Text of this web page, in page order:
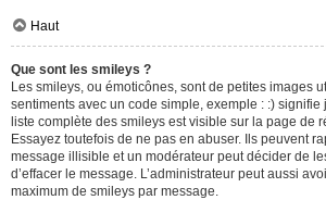
Haut
Que sont les smileys ?
Les smileys, ou émoticônes, sont de petites images
sentiments avec un code simple, exemple : :) signifie
liste complète des smileys est visible sur la page de
Essayez toutefois de ne pas en abuser. Ils peuvent
message illisible et un modérateur peut décider de
d’effacer le message. L’administrateur peut aussi
maximum de smileys par message.